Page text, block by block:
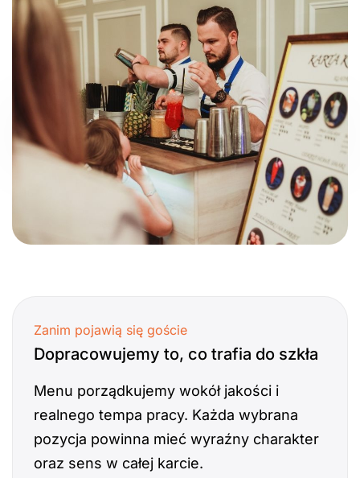
Zanim pojawią się goście
Dopracowujemy to, co trafia do szkła
Menu porządkujemy wokół jakości i
realnego tempa pracy. Każda wybrana
pozycja powinna mieć wyraźny charakter
oraz sens w całej karcie.